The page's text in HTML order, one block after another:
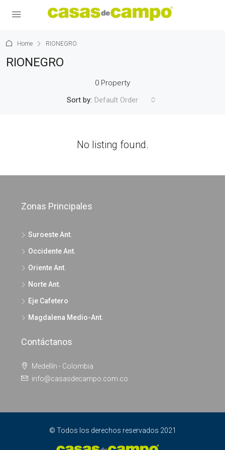
Home RIONEGRO
RIONEGRO
0 Property
Sort by: Default Order
No listing found.
Zonas Principales
Suroeste Ant.
Occidente Ant.
Oriente Ant.
Norte Ant.
Eje Cafetero
Magdalena Medio-Ant.
Contáctanos
Medellín - Colombia
info@casasdecampo.com.co
© Todos los derechos reservados 2021